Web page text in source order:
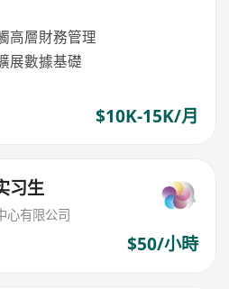
高層財務管理
展數據基礎
$10K-15K/月
习生
心有限公司
$50/小時